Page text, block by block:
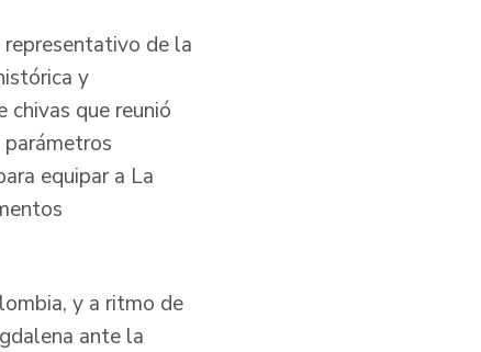
de la
y
que reunió
equipar a La
y a ritmo de
ante la